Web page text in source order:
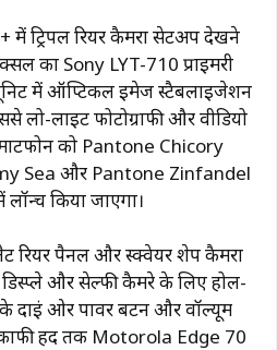
ट्रिपल रियर कैमरा सेटअप देखने
का Sony LYT-710 प्राइमरी
में ऑप्टिकल इमेज स्टैबलाइजेशन
लो-लाइट फोटोग्राफी और वीडियो
को Pantone Chicory
Sea और Pantone Zinfandel
किया जाएगा।
रियर पैनल और स्क्वेयर शेप कैमरा
डिस्प्ले और सेल्फी कैमरे के लिए होल-
दाईं ओर पावर बटन और वॉल्यूम
काफी हद तक Motorola Edge 70